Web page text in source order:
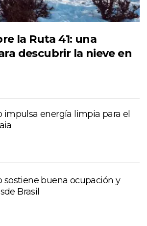
la Ruta 41: una
descubrir la nieve en
impulsa energía limpia para el
sostiene buena ocupación y
Brasil